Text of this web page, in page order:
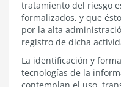
tratamiento del riesgo
formalizados, y que
por la alta
registro de dicha
La identificación y
tecnologías de la
contemplan el uso,